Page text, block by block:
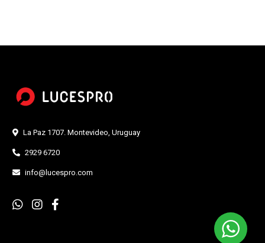
La Paz 1707. Montevideo, Uruguay
2929 6720
info@lucespro.com